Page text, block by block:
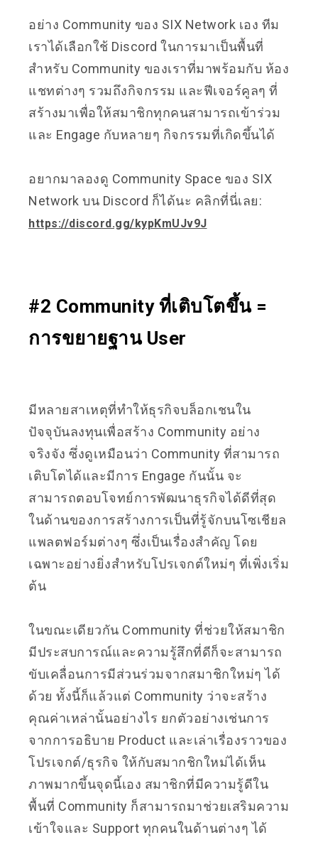
อย่าง Community ของ SIX Network เอง ทีม
เราได้เลือกใช้ Discord ในการมาเป็นพื้นที่
สำหรับ Community ของเราที่มาพร้อมกับ ห้อง
แชทต่างๆ รวมถึงกิจกรรม และฟีเจอร์คูลๆ ที่
สร้างมาเพื่อให้สมาชิกทุกคนสามารถเข้าร่วม
และ Engage กับหลายๆ กิจกรรมที่เกิดขึ้นได้
อยากมาลองดู Community Space ของ SIX
Network บน Discord ก็ได้นะ คลิกที่นี่เลย:
https://discord.gg/kypKmUJv9J
#2 Community ที่เติบโตขึ้น =
การขยายฐาน User
มีหลายสาเหตุที่ทำให้ธุรกิจบล็อกเชนใน
ปัจจุบันลงทุนเพื่อสร้าง Community อย่าง
จริงจัง ซึ่งดูเหมือนว่า Community ที่สามารถ
เติบโตได้และมีการ Engage กันนั้น จะ
สามารถตอบโจทย์การพัฒนาธุรกิจได้ดีที่สุด
ในด้านของการสร้างการเป็นที่รู้จักบนโซเชียล
แพลตฟอร์มต่างๆ ซึ่งเป็นเรื่องสำคัญ โดย
เฉพาะอย่างยิ่งสำหรับโปรเจกต์ใหม่ๆ ที่เพิ่งเริ่ม
ต้น
ในขณะเดียวกัน Community ที่ช่วยให้สมาชิก
มีประสบการณ์และความรู้สึกที่ดีก็จะสามารถ
ขับเคลื่อนการมีส่วนร่วมจากสมาชิกใหม่ๆ ได้
ด้วย ทั้งนี้ก็แล้วแต่ Community ว่าจะสร้าง
คุณค่าเหล่านั้นอย่างไร ยกตัวอย่างเช่นการ
จากการอธิบาย Product และเล่าเรื่องราวของ
โปรเจกต์/ธุรกิจ ให้กับสมากชิกใหม่ได้เห็น
ภาพมากขึ้นจุดนี้เอง สมาชิกที่มีความรู้ดีใน
พื้นที่ Community ก็สามารถมาช่วยเสริมความ
เข้าใจและ Support ทุกคนในด้านต่างๆ ได้